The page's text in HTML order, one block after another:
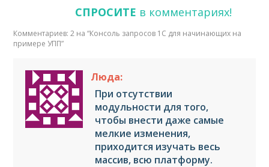
СПРОСИТЕ в комментариях!
Комментариев: 2 на “Консоль запросов 1С для начинающих на
примере УПП”
Люда:
При отсутствии
модульности для того,
чтобы внести даже самые
мелкие изменения,
приходится изучать весь
массив, всю платформу.